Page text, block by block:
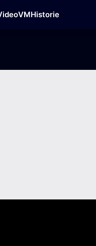
VMHistorie